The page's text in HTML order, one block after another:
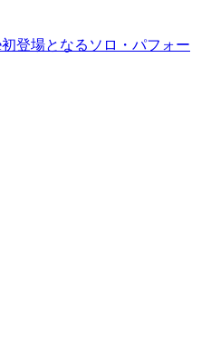
登場となるソロ・パフォー